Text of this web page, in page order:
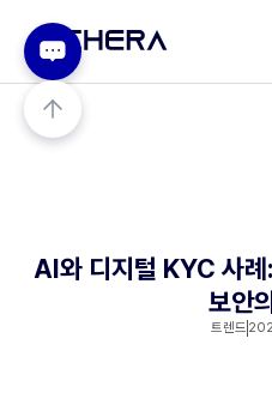
AI와 디지털 KYC 사
보안
트렌드